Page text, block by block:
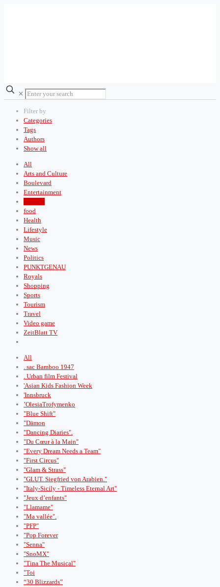
✕
Filter by
Categories
Tags
Authors
Show all
All
Arts and Culture
Boulevard
Entertainment
food
Health
Lifestyle
Music
News
Politics
PUNKTGENAU
Royals
Shopping
Sports
Tourism
Travel
Video game
ZeitBlatt TV
All
. sac Bamboo 1947
. Urban film Festival
'Asian Kids Fashion Week
'Innsbruck
’OlesiaTrofymenko
"Blue Shift"
"Dämon
"Dancing Diaries".
"Du Cœur à la Main"
"Every Dream Needs a Team"
"First Circus"
"Glam & Strass"
"GLUT. Siegfried von Arabien."
"Italy-Sicily - Timeless Eternal Art"
"Jeux d’enfants"
"Llamame"
"Ma vallée".
"PFP"
"Pop Forever
"Senna"
"SnoMX"
"Tina The Musical"
"Toi
“30 Blizzards”